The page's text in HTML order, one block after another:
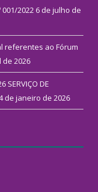
001/2022 6 de julho de
referentes ao Fórum
de 2026
SERVIÇO DE
de janeiro de 2026